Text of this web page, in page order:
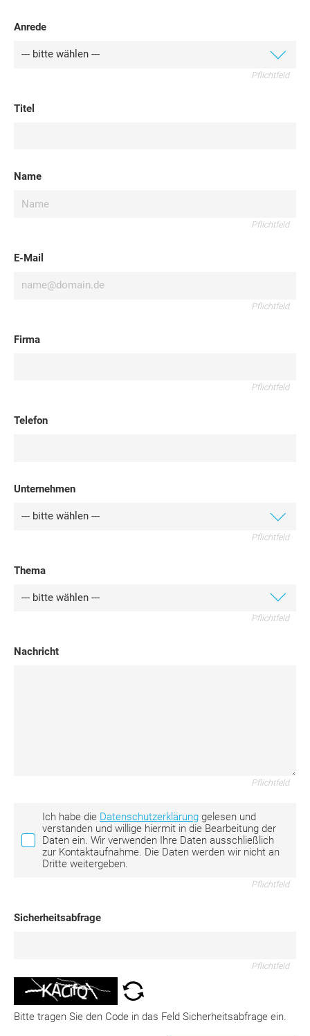
Anrede
Pflichtfeld
Titel
Name
Pflichtfeld
E-Mail
Pflichtfeld
Firma
Pflichtfeld
Telefon
Unternehmen
Pflichtfeld
Thema
Pflichtfeld
Nachricht
Pflichtfeld
Ich habe die Datenschutzerklärunggelesen und
verstanden und willige hiermit in die Bearbeitung der
Daten ein. Wir verwenden Ihre Daten ausschließlich
zur Kontaktaufnahme. Die Daten werden wir nicht an
Dritte weitergeben.
Pflichtfeld
Sicherheitsabfrage
Pflichtfeld
Bitte tragen Sie den Code in das Feld Sicherheitsabfrage ein.